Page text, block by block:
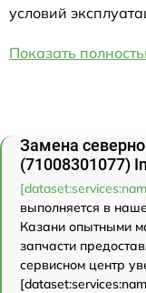
условий
Показать
Замена
(71008301077)
выполняется в
Казани опытными
запчасти
сервисном центр